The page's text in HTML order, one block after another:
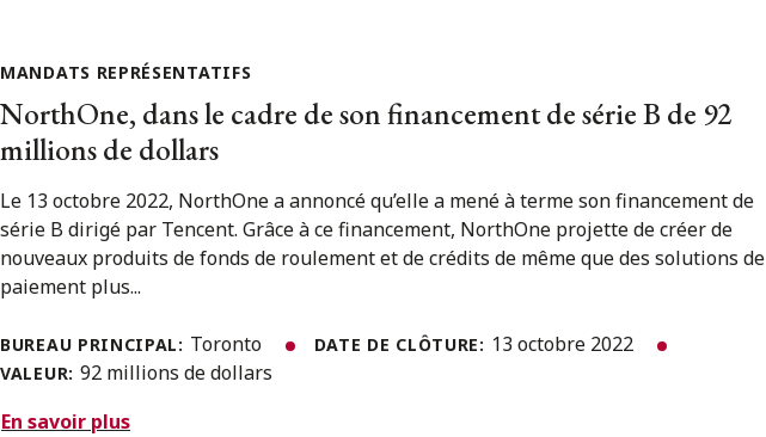
MANDATS REPRÉSENTATIFS
NorthOne, dans le cadre de son financement de série B de 92
millions de dollars
Le 13 octobre 2022, NorthOne a annoncé qu’elle a mené à terme son financement de
série B dirigé par Tencent. Grâce à ce financement, NorthOne projette de créer de
nouveaux produits de fonds de roulement et de crédits de même que des solutions de
paiement plus...
BUREAU PRINCIPAL: Toronto DATE DE CLÔTURE: 13 octobre 2022
VALEUR: 92 millions de dollars
En savoir plus